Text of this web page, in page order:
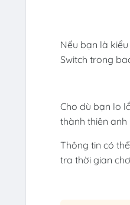
Nếu bạn là
Switch trong
Cho dù bạn lo
thành thiên
Thông tin có
tra thời gian